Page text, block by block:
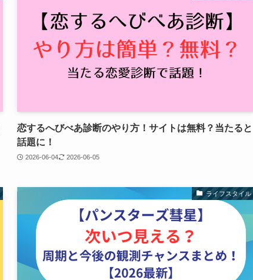
恋するへびべあ診断のやり方！サイトは無料？当たると
話題に！
2026-06-04 2026-06-05
ライフスタイル